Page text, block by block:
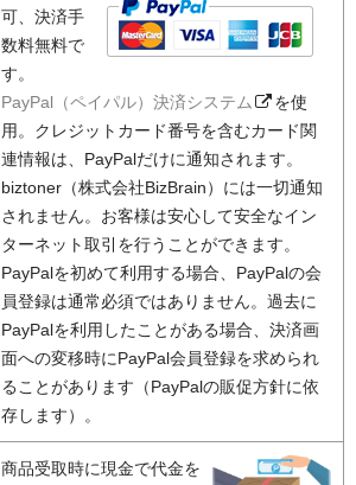
可、決済手
数料無料で
す。
PayPal（ペイパル）決済システム
を使
用。クレジットカード番号を含むカード関
連情報は、PayPalだけに通知されます。
biztoner（株式会社BizBrain）には一切通知
されません。お客様は安心して安全なイン
ターネット取引を行うことができます。
PayPalを初めて利用する場合、PayPalの会
員登録は通常必須ではありません。過去に
PayPalを利用したことがある場合、決済画
面への変移時にPayPal会員登録を求められ
ることがあります（PayPalの販促方針に依
存します）。
商品受取時に現金で代金を